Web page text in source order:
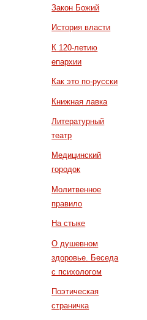
Закон Божий
История власти
К 120-летию
епархии
Как это по-русски
Книжная лавка
Литературный
театр
Медицинский
городок
Молитвенное
правило
На стыке
О душевном
здоровье. Беседа
с психологом
Поэтическая
страничка